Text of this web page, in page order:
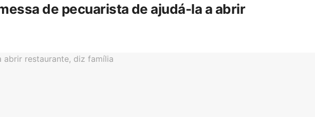
de pecuarista de ajudá-la a abrir